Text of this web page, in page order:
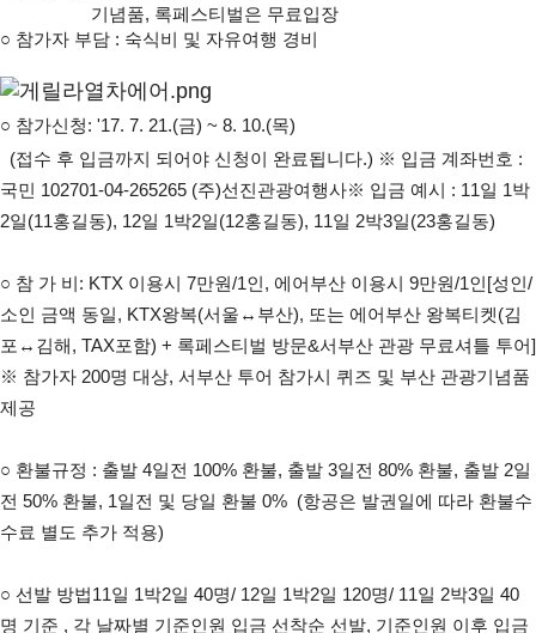
기념품, 록페스티벌은 무료입장
○ 참가자 부담 : 숙식비 및 자유여행 경비
○ 참가신청: '17. 7. 21.(금) ~ 8. 10.(목)
(접수 후 입금까지 되어야 신청이 완료됩니다.) ※ 입금 계좌번호 :
국민 102701-04-265265 (주)선진관광여행사※ 입금 예시 : 11일 1박
2일(11홍길동), 12일 1박2일(12홍길동), 11일 2박3일(23홍길동)
○ 참 가 비: KTX 이용시 7만원/1인, 에어부산 이용시 9만원/1인[성인/
소인 금액 동일, KTX왕복(서울↔부산), 또는 에어부산 왕복티켓(김
포↔김해, TAX포함) + 록페스티벌 방문&서부산 관광 무료셔틀 투어]
※ 참가자 200명 대상, 서부산 투어 참가시 퀴즈 및 부산 관광기념품
제공
○ 환불규정 : 출발 4일전 100% 환불, 출발 3일전 80% 환불, 출발 2일
전 50% 환불, 1일전 및 당일 환불 0%  (항공은 발권일에 따라 환불수
수료 별도 추가 적용)
○ 선발 방법11일 1박2일 40명/ 12일 1박2일 120명/ 11일 2박3일 40
명 기준 , 각 날짜별 기준인원 입금 선착순 선발, 기준인원 이후 입금